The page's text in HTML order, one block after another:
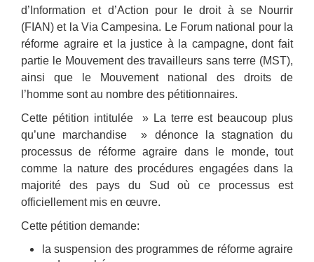
d’Information et d’Action pour le droit à se Nourrir
(FIAN) et la Via Campesina. Le Forum national pour la
réforme agraire et la justice à la campagne, dont fait
partie le Mouvement des travailleurs sans terre (MST),
ainsi que le Mouvement national des droits de
l’homme sont au nombre des pétitionnaires.
Cette pétition intitulée » La terre est beaucoup plus
qu’une marchandise » dénonce la stagnation du
processus de réforme agraire dans le monde, tout
comme la nature des procédures engagées dans la
majorité des pays du Sud où ce processus est
officiellement mis en œuvre.
Cette pétition demande:
la suspension des programmes de réforme agraire